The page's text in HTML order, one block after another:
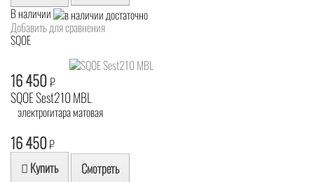
В наличии
Добавить для сравнения
SQOE
16 450₽
SQOE Sest210 MBL
электрогитара матовая
16 450₽
Купить Смотреть